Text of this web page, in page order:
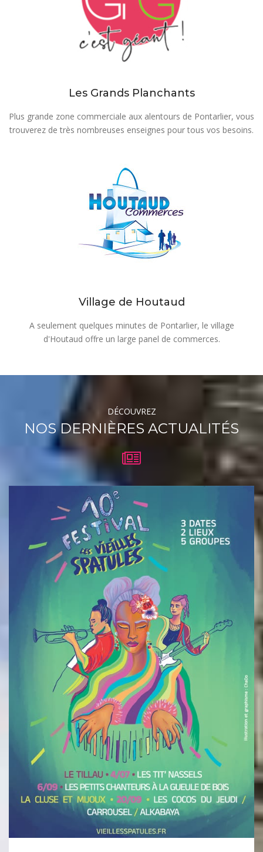
Les Grands Planchants
Plus grande zone commerciale aux alentours de Pontarlier, vous
trouverez de très nombreuses enseignes pour tous vos besoins.
Village de Houtaud
A seulement quelques minutes de Pontarlier, le village
d'Houtaud offre un large panel de commerces.
DÉCOUVREZ
NOS DERNIÈRES ACTUALITÉS